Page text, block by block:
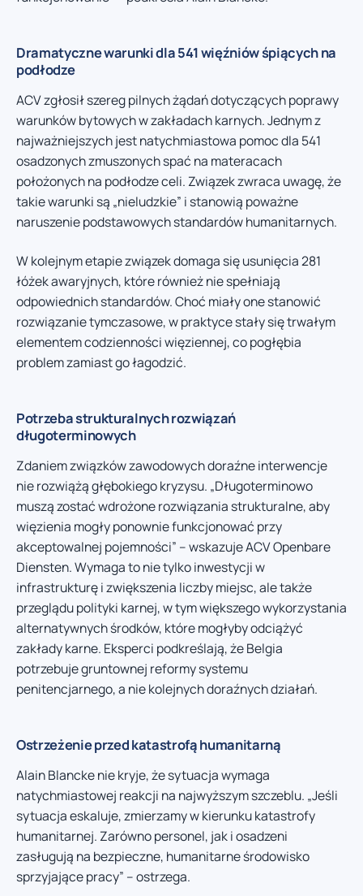
Dramatyczne warunki dla 541 więźniów śpiących na
podłodze
ACV zgłosił szereg pilnych żądań dotyczących poprawy
warunków bytowych w zakładach karnych. Jednym z
najważniejszych jest natychmiastowa pomoc dla 541
osadzonych zmuszonych spać na materacach
położonych na podłodze celi. Związek zwraca uwagę, że
takie warunki są „nieludzkie” i stanowią poważne
naruszenie podstawowych standardów humanitarnych.
W kolejnym etapie związek domaga się usunięcia 281
łóżek awaryjnych, które również nie spełniają
odpowiednich standardów. Choć miały one stanowić
rozwiązanie tymczasowe, w praktyce stały się trwałym
elementem codzienności więziennej, co pogłębia
problem zamiast go łagodzić.
Potrzeba strukturalnych rozwiązań
długoterminowych
Zdaniem związków zawodowych doraźne interwencje
nie rozwiążą głębokiego kryzysu. „Długoterminowo
muszą zostać wdrożone rozwiązania strukturalne, aby
więzienia mogły ponownie funkcjonować przy
akceptowalnej pojemności” – wskazuje ACV Openbare
Diensten. Wymaga to nie tylko inwestycji w
infrastrukturę i zwiększenia liczby miejsc, ale także
przeglądu polityki karnej, w tym większego wykorzystania
alternatywnych środków, które mogłyby odciążyć
zakłady karne. Eksperci podkreślają, że Belgia
potrzebuje gruntownej reformy systemu
penitencjarnego, a nie kolejnych doraźnych działań.
Ostrzeżenie przed katastrofą humanitarną
Alain Blancke nie kryje, że sytuacja wymaga
natychmiastowej reakcji na najwyższym szczeblu. „Jeśli
sytuacja eskaluje, zmierzamy w kierunku katastrofy
humanitarnej. Zarówno personel, jak i osadzeni
zasługują na bezpieczne, humanitarne środowisko
sprzyjające pracy” – ostrzega.